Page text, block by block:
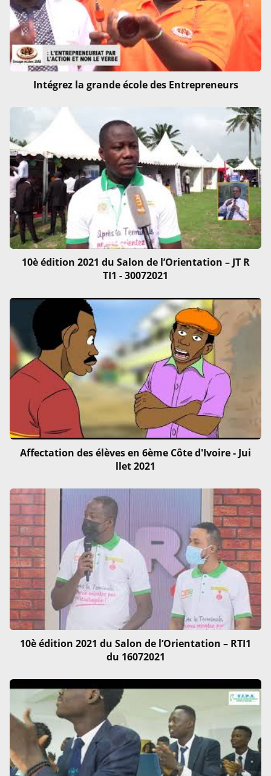
Intégrez la grande école des Entrepreneurs
10è édition 2021 du Salon de l’Orientation – JT R
TI1 - 30072021
Affectation des élèves en 6ème Côte d'Ivoire - Jui
llet 2021
10è édition 2021 du Salon de l’Orientation – RTI1
du 16072021